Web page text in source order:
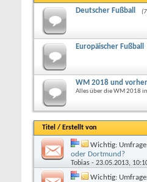
Deutscher Fußball
Europäischer Fußball
WM 2018 und
Alles über die WM 2018
Titel / Erstellt von
Wichtig:
oder Dortmund?
Tobias - 23.05.2013,
Wichtig: